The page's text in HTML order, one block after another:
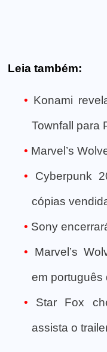
Leia também:
Konami
Townfall para
Marvel’s
Cyberpunk
cópias
Sony
Marvel’s
em português
Star Fox
assista o